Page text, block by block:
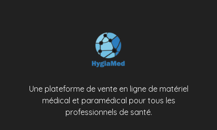
Une plateforme de vente en ligne de matériel
médical et paramédical pour tous les
professionnels de santé.